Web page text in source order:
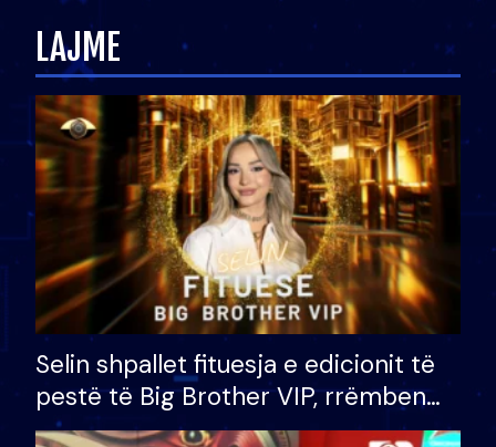
LAJME
Selin shpallet fituesja e edicionit të
pestë të Big Brother VIP, rrëmben
çmimin e madh prej 100 mijë eurosh